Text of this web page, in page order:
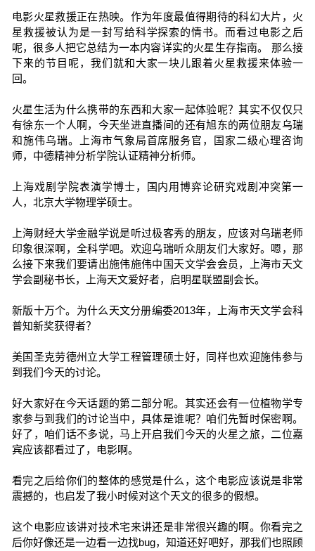
电影火星救援正在热映。作为年度最值得期待的科幻大片，火
星救援被认为是一封写给科学探索的情书。而看过电影之后
呢，很多人把它总结为一本内容详实的火星生存指南。 那么接
下来的节目呢，我们就和大家一块儿跟着火星救援来体验一
回。
火星生活为什么携带的东西和大家一起体验呢？其实不仅仅只
有徐东一个人啊，今天坐进直播间的还有旭东的两位朋友乌瑞
和施伟乌瑞。上海市气象局首席服务官，国家二级心理咨询
师，中德精神分析学院认证精神分析师。
上海戏剧学院表演学博士，国内用博弈论研究戏剧冲突第一
人，北京大学物理学硕士。
上海财经大学金融学说是听过极客秀的朋友，应该对乌瑞老师
印象很深啊，全科学吧。欢迎乌瑞听众朋友们大家好。嗯，那
么接下来我们要请出施伟施伟中国天文学会会员，上海市天文
学会副秘书长，上海天文爱好者，启明星联盟副会长。
新版十万个。为什么天文分册编委2013年，上海市天文学会科
普知新奖获得者？
美国圣克劳德州立大学工程管理硕士好，同样也欢迎施伟参与
到我们今天的讨论。
好大家好在今天话题的第二部分呢。其实还会有一位植物学专
家参与到我们的讨论当中，具体是谁呢？咱们先暂时保密啊。
好了，咱们话不多说，马上开启我们今天的火星之旅，二位嘉
宾应该都看过了，电影啊。
看完之后给你们的整体的感觉是什么，这个电影应该说是非常
震撼的，也启发了我小时候对这个天文的很多的假想。
这个电影应该讲对技术宅来讲还是非常很兴趣的啊。你看完之
后你好像还是一边看一边找bug，知道还好吧好，那我们也照顾